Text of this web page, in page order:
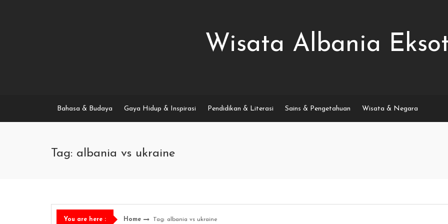
Wisata Albania
Bahasa & Budaya Gaya Hidup & Inspirasi Pendidikan & Literasi Sains & Pengetahuan Wisata & Negara
Tag: albania vs ukraine
You are here : Home Tag: albania vs ukraine